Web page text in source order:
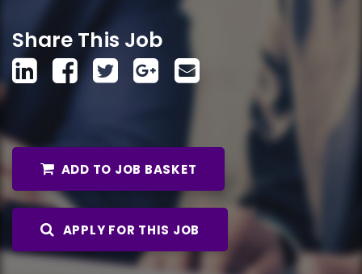
Share This Job
ADD TO JOB BASKET
APPLY FOR THIS JOB